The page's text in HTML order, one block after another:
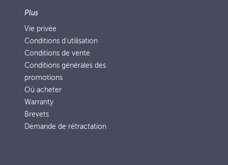
Plus
Vie privée
Conditions d’utilisation
Conditions de vente
Conditions générales des
promotions
Où acheter
Warranty
Brevets
Demande de rétractation